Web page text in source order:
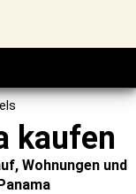
kaufen
Wohnungen und